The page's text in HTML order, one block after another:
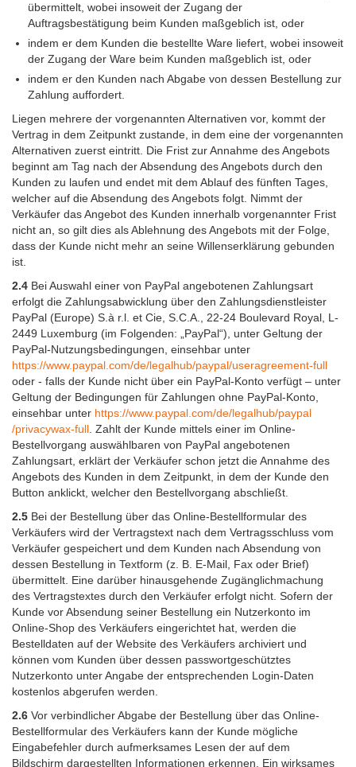
übermittelt, wobei insoweit der Zugang der
Auftragsbestätigung beim Kunden maßgeblich ist, oder
indem er dem Kunden die bestellte Ware liefert, wobei insoweit
der Zugang der Ware beim Kunden maßgeblich ist, oder
indem er den Kunden nach Abgabe von dessen Bestellung zur
Zahlung auffordert.
Liegen mehrere der vorgenannten Alternativen vor, kommt der
Vertrag in dem Zeitpunkt zustande, in dem eine der vorgenannten
Alternativen zuerst eintritt. Die Frist zur Annahme des Angebots
beginnt am Tag nach der Absendung des Angebots durch den
Kunden zu laufen und endet mit dem Ablauf des fünften Tages,
welcher auf die Absendung des Angebots folgt. Nimmt der
Verkäufer das Angebot des Kunden innerhalb vorgenannter Frist
nicht an, so gilt dies als Ablehnung des Angebots mit der Folge,
dass der Kunde nicht mehr an seine Willenserklärung gebunden
ist.
2.4 Bei Auswahl einer von PayPal angebotenen Zahlungsart
erfolgt die Zahlungsabwicklung über den Zahlungsdienstleister
PayPal (Europe) S.à r.l. et Cie, S.C.A., 22-24 Boulevard Royal, L-
2449 Luxemburg (im Folgenden: „PayPal“), unter Geltung der
PayPal-Nutzungsbedingungen, einsehbar unter
https://www.paypal.com/de/legalhub/paypal/useragreement-full
oder - falls der Kunde nicht über ein PayPal-Konto verfügt – unter
Geltung der Bedingungen für Zahlungen ohne PayPal-Konto,
einsehbar unter https://www.paypal.com/de/legalhub/paypal
/privacywax-full . Zahlt der Kunde mittels einer im Online-
Bestellvorgang auswählbaren von PayPal angebotenen
Zahlungsart, erklärt der Verkäufer schon jetzt die Annahme des
Angebots des Kunden in dem Zeitpunkt, in dem der Kunde den
Button anklickt, welcher den Bestellvorgang abschließt.
2.5 Bei der Bestellung über das Online-Bestellformular des
Verkäufers wird der Vertragstext nach dem Vertragsschluss vom
Verkäufer gespeichert und dem Kunden nach Absendung von
dessen Bestellung in Textform (z. B. E-Mail, Fax oder Brief)
übermittelt. Eine darüber hinausgehende Zugänglichmachung
des Vertragstextes durch den Verkäufer erfolgt nicht. Sofern der
Kunde vor Absendung seiner Bestellung ein Nutzerkonto im
Online-Shop des Verkäufers eingerichtet hat, werden die
Bestelldaten auf der Website des Verkäufers archiviert und
können vom Kunden über dessen passwortgeschütztes
Nutzerkonto unter Angabe der entsprechenden Login-Daten
kostenlos abgerufen werden.
2.6 Vor verbindlicher Abgabe der Bestellung über das Online-
Bestellformular des Verkäufers kann der Kunde mögliche
Eingabefehler durch aufmerksames Lesen der auf dem
Bildschirm dargestellten Informationen erkennen. Ein wirksames